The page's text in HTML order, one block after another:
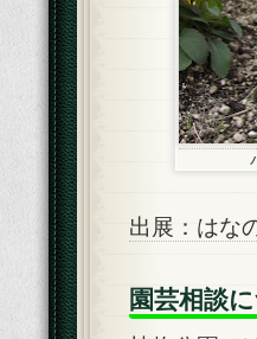
出展：はな
園芸相談